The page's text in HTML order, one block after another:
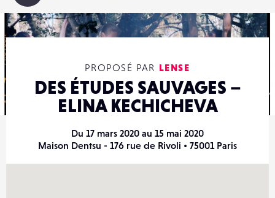
PROPOSÉ PAR LENSE
DES ÉTUDES SAUVAGES –
ELINA KECHICHEVA
Du 17 mars 2020 au 15 mai 2020
Maison Dentsu - 176 rue de Rivoli • 75001 Paris